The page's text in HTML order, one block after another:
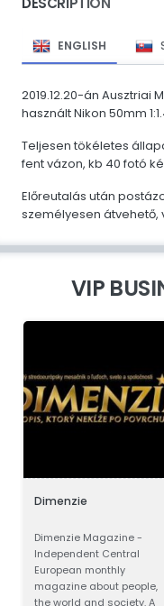
ENGLISH
2019.12.20-án Ausztriai
használt Nikon 50mm
Teljesen tökéletes
fent vázon, kb 40 fotó
Előreutalás után
személyesen átvehető,
VIP
Dimenzie
Dimenzie Magazine -
Independent Central
European monthly
magazine about people,
the world and society. A